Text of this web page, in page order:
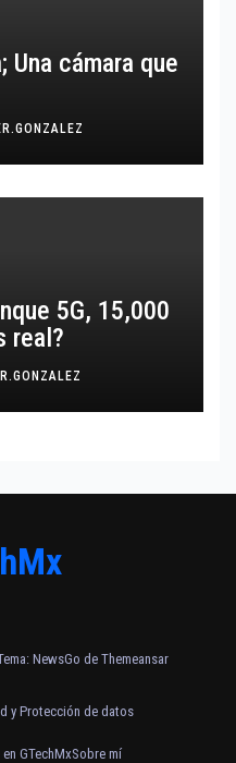
Una cámara que
5G, 15,000
real?
NewsGo de Themeansar
y Protección de datos
GTechMxSobre mí